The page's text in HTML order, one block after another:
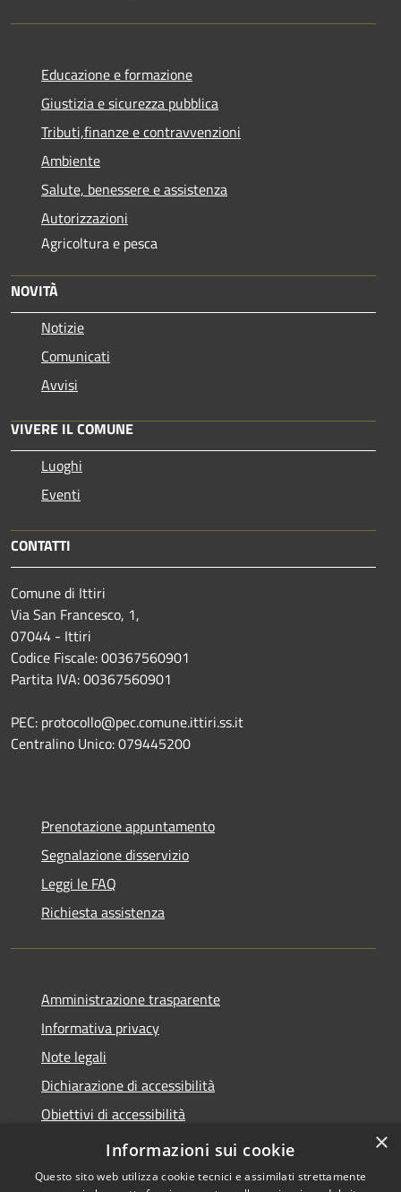
Educazione e formazione
Giustizia e sicurezza pubblica
Tributi,finanze e contravvenzioni
Ambiente
Salute, benessere e assistenza
Autorizzazioni
Agricoltura e pesca
NOVITÀ
Notizie
Comunicati
Avvisi
VIVERE IL COMUNE
Luoghi
Eventi
CONTATTI
Comune di Ittiri
Via San Francesco, 1,
07044 - Ittiri
Codice Fiscale: 00367560901
Partita IVA: 00367560901
PEC: protocollo@pec.comune.ittiri.ss.it
Centralino Unico: 079445200
Prenotazione appuntamento
Segnalazione disservizio
Leggi le FAQ
Richiesta assistenza
Amministrazione trasparente
Informativa privacy
Note legali
Dichiarazione di accessibilità
Obiettivi di accessibilità
Storico Deliberazioni
×
Informazioni sui cookie
Questo sito web utilizza cookie tecnici e assimilati strettamente